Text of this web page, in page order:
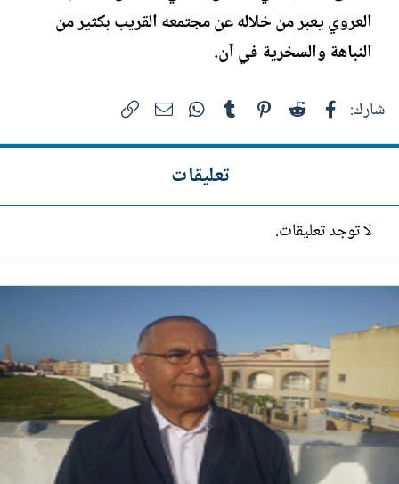
العروي يعبر من خلاله عن مجتمعه القريب بكثير من
النباهة والسخرية في آن.
شارك: فيسبوك Reddit
Pinterest
Tumblr
WhatsAppالبريد الإلكتروني
تعليقات
لا توجد تعليقات.